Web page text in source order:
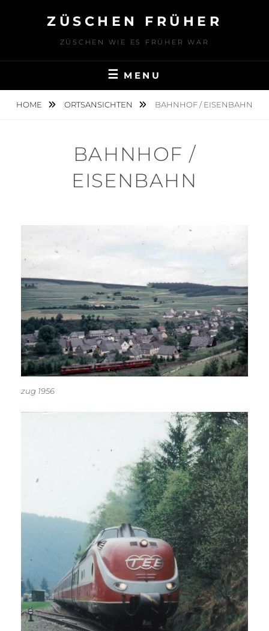
ZÜSCHEN FRÜHER
ZÜSCHEN WIE ES FRÜHER WAR
MENU
HOME ORTSANSICHTEN BAHNHOF / EISENBAHN
BAHNHOF /
EISENBAHN
zug 1956